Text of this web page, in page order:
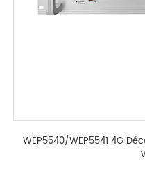
WEP5540/WEP5541 4G